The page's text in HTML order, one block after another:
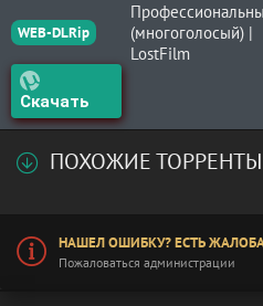
WEB-DLRip
(многоголосый) |
LostFilm
Скачать
ПОХОЖИЕ ТОРРЕНТЫ
НАШЕЛ ОШИБКУ? ЕСТЬ
Пожаловаться администрации